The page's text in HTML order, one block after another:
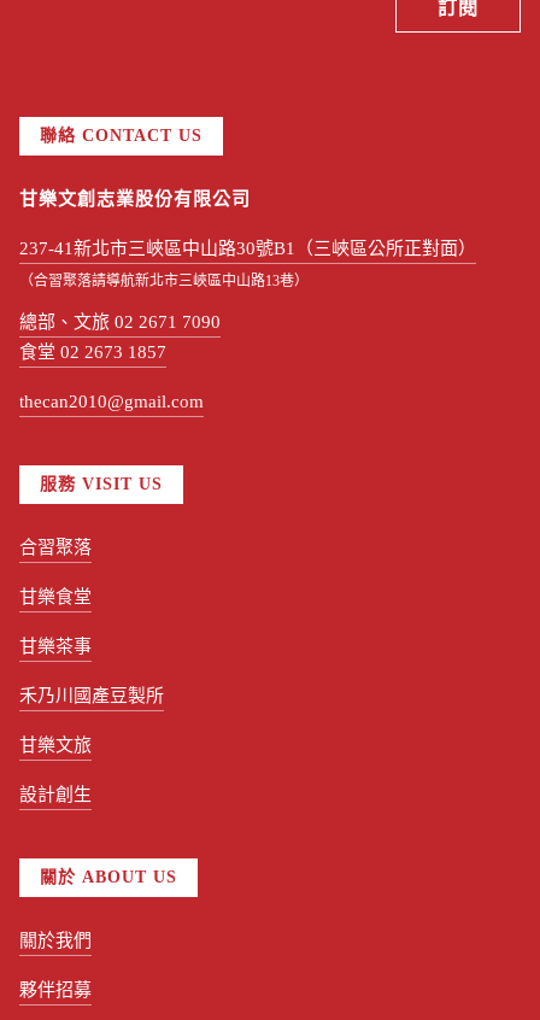
聯絡 CONTACT US
甘樂文創志業股份有限公司
237-41新北市三峽區中山路30號B1（三峽區公所正對面）
（合習聚落請導航新北市三峽區中山路13巷）
總部、文旅 02 2671 7090
食堂 02 2673 1857
thecan2010@gmail.com
服務 VISIT US
合習聚落
甘樂食堂
甘樂茶事
禾乃川國產豆製所
甘樂文旅
設計創生
關於 ABOUT US
關於我們
夥伴招募